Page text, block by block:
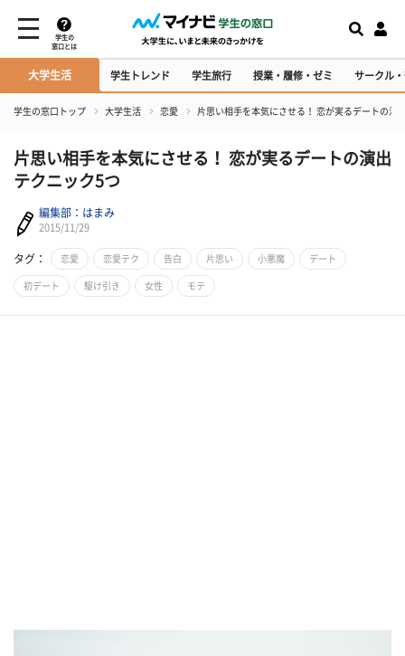
学生の
窓口とは
大学生活 学生トレンド 学生旅行 授業・履修・ゼミ サークル
学生の窓口トップ 大学生活 恋愛 片思い相手を本気にさせる！ 恋が実るデートの演
片思い相手を本気にさせる！ 恋が実るデートの演出
テクニック5つ
編集部：はまみ
2015/11/29
タグ： 恋愛 恋愛テク 告白 片思い 小悪魔 デート
初デート 駆け引き 女性 モテ